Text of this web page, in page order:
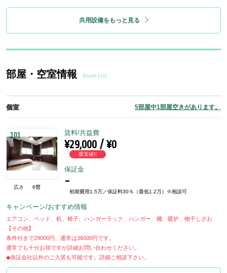
共用設備をもっと見る
部屋・空室情報 Room List
個室 5部屋中1部屋空きがあります。
101
広さ 6畳
賃料/共益費
¥29,000 / ¥0
最安値!!
保証金
-
初期費用1.5万／保証料30％（最低1.2万）※相談可
キャンペーン/おすすめ情報
エアコン、ベッド、机、椅子、ハンガーラック、ハンガー、棚、暖炉、物干しざお
【その他】
条件付きで29000円。通常は36000円です。
通常でも十分お得ですが詳細お問い合わせください。
◆保証会社以外のご入居も可能です。詳細ご相談下さい。